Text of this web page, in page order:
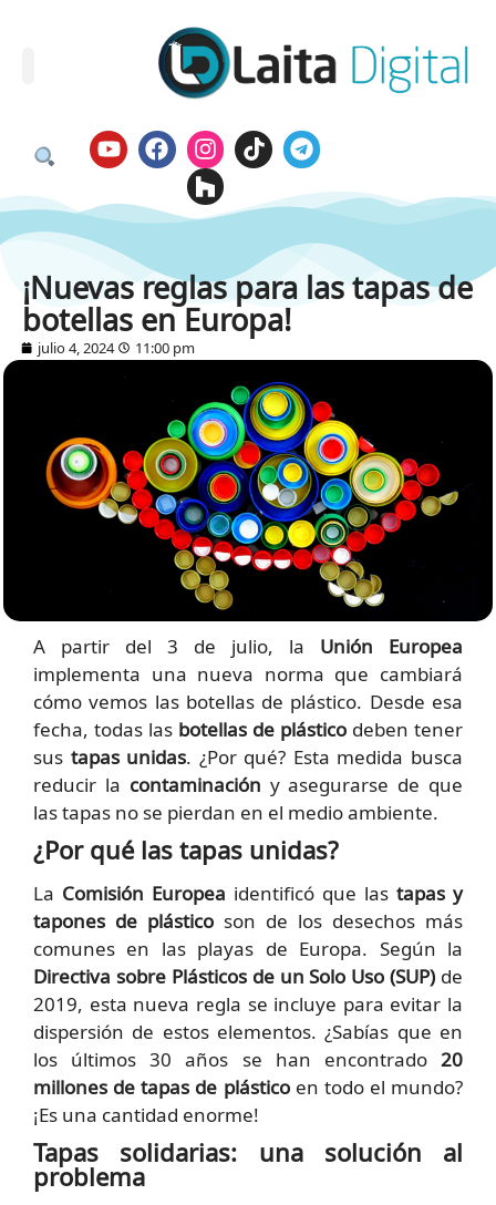
¡Nuevas reglas para las tapas de
botellas en Europa!
julio 4, 2024 11:00 pm
A partir del 3 de julio, la Unión Europea
implementa una nueva norma que cambiará
cómo vemos las botellas de plástico. Desde esa
fecha, todas las botellas de plástico deben tener
sus tapas unidas. ¿Por qué? Esta medida busca
reducir la contaminación y asegurarse de que
las tapas no se pierdan en el medio ambiente.
¿Por qué las tapas unidas?
La Comisión Europea identificó que las tapas y
tapones de plástico son de los desechos más
comunes en las playas de Europa. Según la
Directiva sobre Plásticos de un Solo Uso (SUP) de
2019, esta nueva regla se incluye para evitar la
dispersión de estos elementos. ¿Sabías que en
los últimos 30 años se han encontrado 20
millones de tapas de plásticoen todo el mundo?
¡Es una cantidad enorme!
Tapas solidarias: una solución al
problema